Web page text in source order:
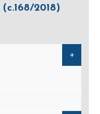
(c.168/2018)
+